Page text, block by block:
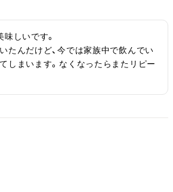
味しいです。
たんだけど、今では家族中で飲んでい
しまいます。なくなったらまたリピー